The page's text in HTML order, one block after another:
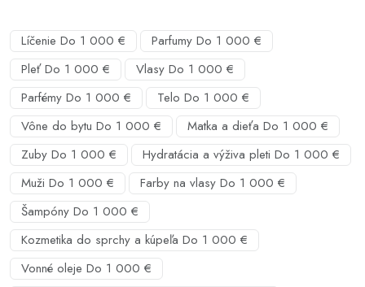
Líčenie Do 1 000 €
Parfumy Do 1 000 €
Pleť Do 1 000 €
Vlasy Do 1 000 €
Parfémy Do 1 000 €
Telo Do 1 000 €
Vône do bytu Do 1 000 €
Matka a dieťa Do 1 000 €
Zuby Do 1 000 €
Hydratácia a výživa pleti Do 1 000 €
Muži Do 1 000 €
Farby na vlasy Do 1 000 €
Šampóny Do 1 000 €
Kozmetika do sprchy a kúpeľa Do 1 000 €
Vonné oleje Do 1 000 €